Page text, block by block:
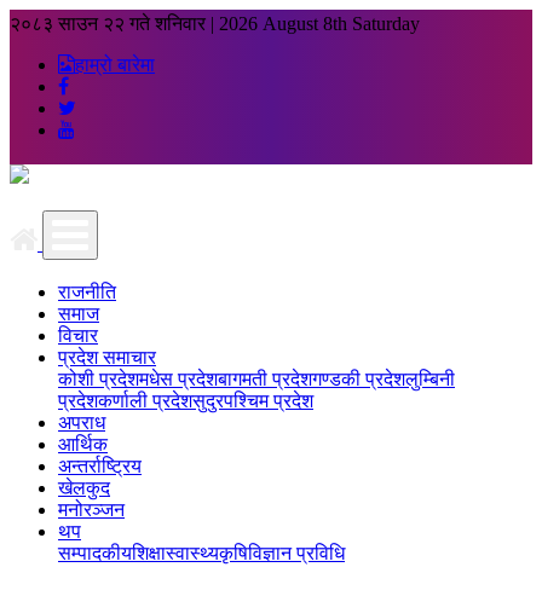
२०८३ साउन २२ गते शनिवार | 2026 August 8th Saturday
हाम्रो बारेमा
राजनीति
समाज
विचार
प्रदेश समाचार
कोशी प्रदेशमधेस प्रदेशबागमती प्रदेशगण्डकी प्रदेशलुम्बिनी
प्रदेशकर्णाली प्रदेशसुदुरपश्चिम प्रदेश
अपराध
आर्थिक
अन्तर्राष्ट्रिय
खेलकुद
मनोरञ्जन
थप
सम्पादकीयशिक्षास्वास्थ्यकृषिविज्ञान प्रविधि